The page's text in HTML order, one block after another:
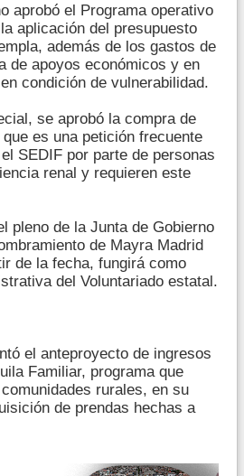
aprobó el Programa operativo
aplicación del presupuesto
además de los gastos de
de apoyos económicos y en
condición de vulnerabilidad.
se aprobó la compra de
es una petición frecuente
SEDIF por parte de personas
renal y requieren este
pleno de la Junta de Gobierno
de Mayra Madrid
de la fecha, fungirá como
del Voluntariado estatal.
el anteproyecto de ingresos
Familiar, programa que
rurales, en su
de prendas hechas a